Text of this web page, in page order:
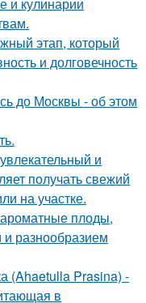
и кулинарии
этап, который
и долговечность
до Москвы - об этом
и
получать свежий
на участке.
плоды,
разнообразием
(Ahaetulla Prasina) -
в